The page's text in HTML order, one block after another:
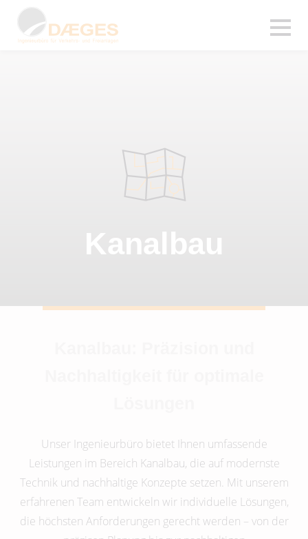
Kanalbau
Unser Ingenieurbüro bietet Ihnen umfassende
Leistungen im Bereich Kanalbau, die auf modernste
Technik und nachhaltige Konzepte setzen. Mit unserem
erfahrenen Team entwickeln wir individuelle Lösungen,
die höchsten Anforderungen gerecht werden – von der